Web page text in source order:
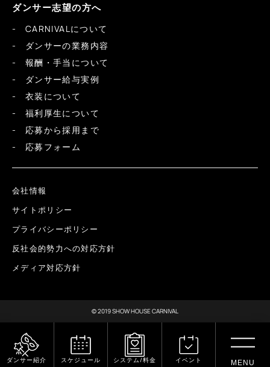
ダンサー紹介 スケジュール システム/料金 イベント
ダンサー志望の方へ
CARNIVALについて
ダンサーの業務内容
報酬・手当について
ダンサー給与実例
衣装について
福利厚生について
応募から採用まで
応募フォーム
会社情報
サイトポリシー
プライバシーポリシー
反社会的勢力への対応方針
メディア対応方針
© 2019 SHOW HOUSE CARNIVAL